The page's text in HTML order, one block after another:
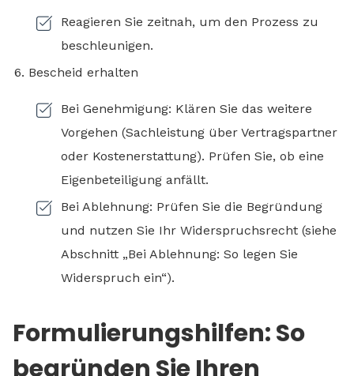
Reagieren Sie zeitnah, um den Prozess zu
beschleunigen.
Bescheid erhalten
Bei Genehmigung: Klären Sie das weitere
Vorgehen (Sachleistung über Vertragspartner
oder Kostenerstattung). Prüfen Sie, ob eine
Eigenbeteiligung anfällt.
Bei Ablehnung: Prüfen Sie die Begründung
und nutzen Sie Ihr Widerspruchsrecht (siehe
Abschnitt „Bei Ablehnung: So legen Sie
Widerspruch ein“).
Formulierungshilfen: So
begründen Sie Ihren